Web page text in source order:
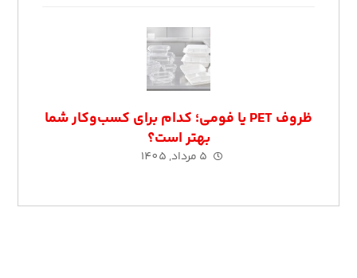
ظروف PET یا فومی؛ کدام برای کسب‌وکار شما
بهتر است؟
5 مرداد, 1405